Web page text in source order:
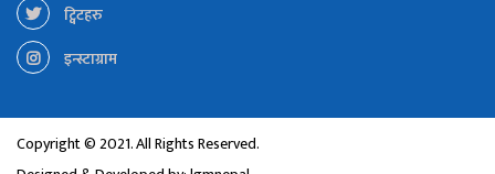
ट्विटहरु
इन्स्टाग्राम
Copyright © 2021. All Rights Reserved.